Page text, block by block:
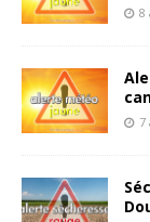
8
7